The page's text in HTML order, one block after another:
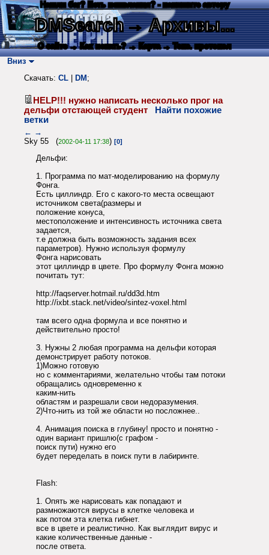
Нашли баг? Есть пожелания? - напишите автору
DMSearch→ Архивы...
О сайте → Как искать? → Карта → Текс. протокол
Вниз
Скачать: CL DM ;
HELP!!! нужно написать несколько прог на
дельфи отстающей студент
Найти похожие
ветки
← →
Sky 55 (2002-04-11 17:38) [0]
Дельфи:
1. Программа по мат-моделированию на формулу
Фонга.
Есть циллиндр. Его с какого-то места освещают
источником света(размеры и
положение конуса,
местоположение и интенсивность источника света
задается,
т.е должна быть возможность задания всех
параметров). Нужно используя формулу
Фонга нарисовать
этот циллиндр в цвете. Про формулу Фонга можно
почитать тут:
http://faqserver.hotmail.ru/dd3d.htm
http://ixbt.stack.net/video/sintez-voxel.html
там всего одна формула и все понятно и
действительно просто!
3. Нужны 2 любая программа на дельфи которая
демонстрирует работу потоков.
1)Можно готовую
но с комментариями, желательно чтобы там потоки
обращались одновременно к
каким-нить
областям и разрешали свои недоразумения.
2)Что-нить из той же области но посложнее..
4. Анимация поиска в глубину! просто и понятно -
один вариант пришлю(с графом -
поиск пути) нужно его
будет переделать в поиск пути в лабиринте.
Flash:
1. Опять же нарисовать как попадают и
размножаются вирусы в клетке человека и
как потом эта клетка гибнет.
все в цвете и реалистично. Как выглядит вирус и
какие количественные данные -
после ответа.